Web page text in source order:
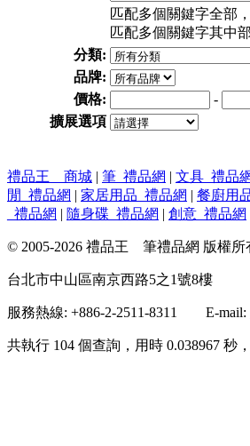
匹配多個關鍵字全部
匹配多個關鍵字其中
分類:
品牌:
價格:
-
擴展選項
禮品王 商城 | 筆_禮品網 | 文具_禮品
閒_禮品網 | 家居用品_禮品網 | 餐廚用
_禮品網 | 隨身碟_禮品網 | 創意_禮品網
© 2005-2026 禮品王 筆禮品網 版權所
台北市中山區南京西路5之1號8樓
服務熱線: +886-2-2511-8311 E-mail:
共執行 104 個查詢，用時 0.038967 秒